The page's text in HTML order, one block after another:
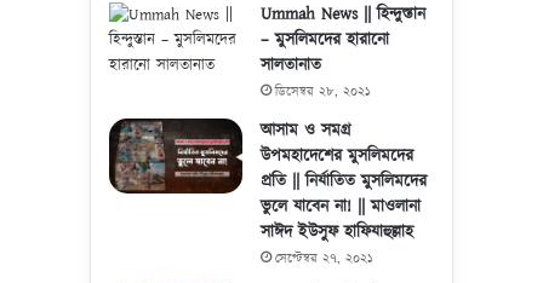
Ummah News || হিন্দুস্তান
– মুসলিমদের হারানো
সালতানাত
ডিসেম্বর ২৮, ২০২১
আসাম ও সমগ্র
উপমহাদেশের মুসলিমদের
প্রতি || নির্যাতিত মুসলিমদের
ভুলে যাবেন না! || মাওলানা
সাঈদ ইউসুফ হাফিযাহুল্লাহ
সেপ্টেম্বর ২৭, ২০২১